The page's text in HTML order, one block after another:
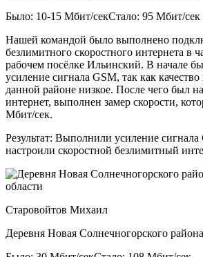
Было: 10-15 Мбит/секСтало: 95 Мбит/сек
Нашей командой было выполнено
безлимитного скоростного интернета в
рабочем посёлке Ильинский. В начале
усиление сигнала GSM, так как
данной районе низкое. После чего был
интернет, выполнен замер скорости,
Мбит/сек.
Результат: Выполнили усиление сигнала
настроили скоростной безлимитный
Старовойтов Михаил
Деревня Новая Солнечногорского